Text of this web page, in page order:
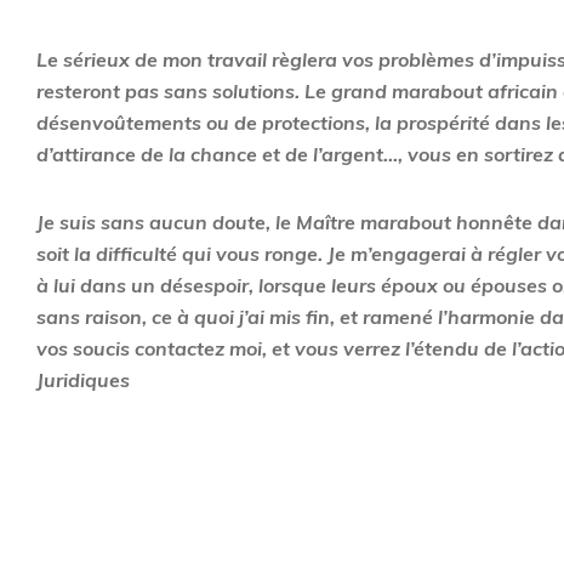
Le sérieux de mon travail règlera vos problèmes
resteront pas sans solutions. Le grand marabout
désenvoûtements ou de protections, la prospérité dans
d’attirance de la chance et de l’argent…, vous en
Je suis sans aucun doute, le Maître marabout honnête
soit la difficulté qui vous ronge. Je m’engagerai à régler
à lui dans un désespoir, lorsque leurs époux ou
sans raison, ce à quoi j’ai mis fin, et ramené l’harmonie
vos soucis contactez moi, et vous verrez l’étendu de
Juridiques